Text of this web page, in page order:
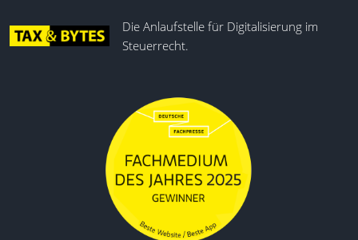
Die Anlaufstelle für Digitalisierung im
Steuerrecht.